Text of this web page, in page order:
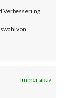
Verbesserung
von
Immer aktiv